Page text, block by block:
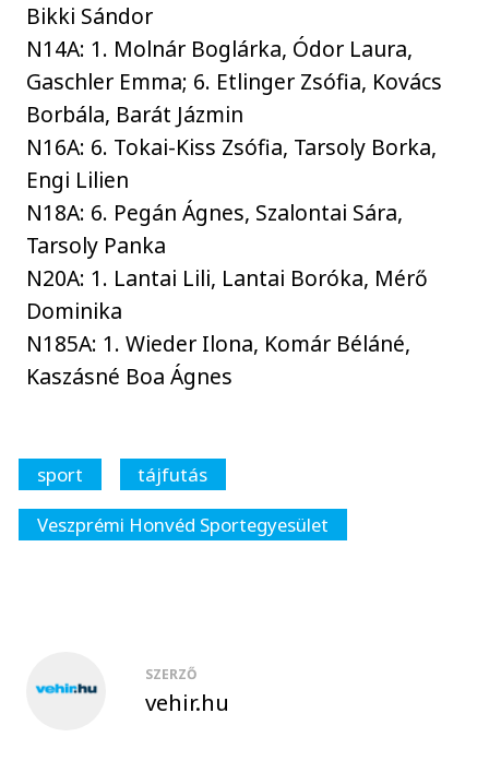
Bikki Sándor
N14A: 1. Molnár Boglárka, Ódor Laura,
Gaschler Emma; 6. Etlinger Zsófia, Kovács
Borbála, Barát Jázmin
N16A: 6. Tokai-Kiss Zsófia, Tarsoly Borka,
Engi Lilien
N18A: 6. Pegán Ágnes, Szalontai Sára,
Tarsoly Panka
N20A: 1. Lantai Lili, Lantai Boróka, Mérő
Dominika
N185A: 1. Wieder Ilona, Komár Béláné,
Kaszásné Boa Ágnes
sport
tájfutás
Veszprémi Honvéd Sportegyesület
SZERZŐ
vehir.hu